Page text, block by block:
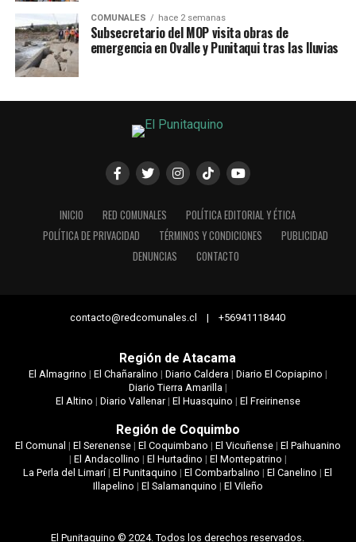
COMUNALES hace 2 semanas
Subsecretario del MOP visita obras de
emergencia en Ovalle y Punitaqui tras las lluvias
INICIO RED COMUNALES
POLÍTICA EDITORIAL Y ÉTICA
POLÍTICA DE PRIVACIDAD
TÉRMINOS Y CONDICIONES
PUBLICIDAD
DENUNCIAS
CONTACTO
contacto@redcomunales.cl | +56941118440
Región de Atacama
El Almagrino | El Chañaralino | Diario Caldera| Diario El Copiapino |
Diario Tierra Amarilla|
El Altino | Diario Vallenar| El Huasquino | El Freirinense
Región de Coquimbo
El Comunal | El Serenense| El Coquimbano | El Vicuñense| El Paihuanino
| El Andacollino | El Hurtadino | El Montepatrino |
La Perla del Limarí|El Punitaquino |El Combarbalino |El Canelino |El
Illapelino | El Salamanquino | El Vileño
El Punitaquino © 2024. Todos los derechos reservados.